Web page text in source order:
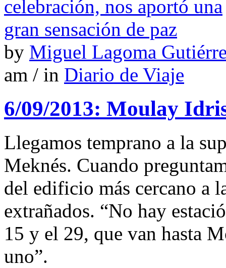
by Miguel Lagoma
am / in Diario de Viaje
6/09/2013: Moulay
Llegamos temprano a la
Meknés. Cuando
del edificio más cercano a
extrañados. “No hay
15 y el 29, que van hasta
uno”.